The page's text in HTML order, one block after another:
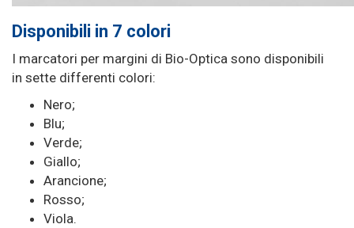
Disponibili in 7 colori
I marcatori per margini di Bio-Optica sono disponibili
in sette differenti colori:
Nero;
Blu;
Verde;
Giallo;
Arancione;
Rosso;
Viola.